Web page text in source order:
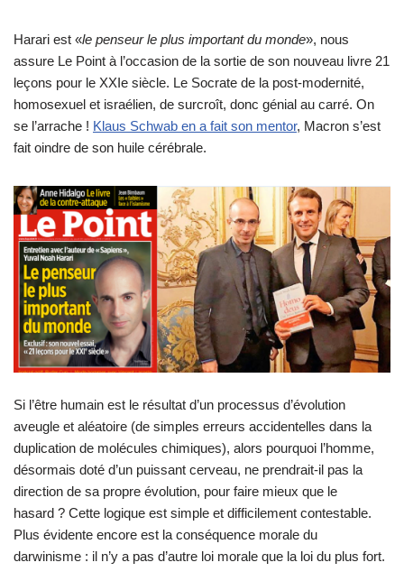
Harari est «le penseur le plus important du monde», nous
assure Le Point à l’occasion de la sortie de son nouveau livre 21
leçons pour le XXIe siècle. Le Socrate de la post-modernité,
homosexuel et israélien, de surcroît, donc génial au carré. On
se l’arrache ! Klaus Schwab en a fait son mentor, Macron s’est
fait oindre de son huile cérébrale.
Si l’être humain est le résultat d’un processus d’évolution
aveugle et aléatoire (de simples erreurs accidentelles dans la
duplication de molécules chimiques), alors pourquoi l’homme,
désormais doté d’un puissant cerveau, ne prendrait-il pas la
direction de sa propre évolution, pour faire mieux que le
hasard ? Cette logique est simple et difficilement contestable.
Plus évidente encore est la conséquence morale du
darwinisme : il n’y a pas d’autre loi morale que la loi du plus fort.